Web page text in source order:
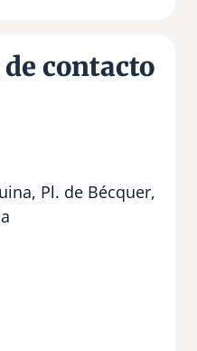
contacto
Pl. de Bécquer,